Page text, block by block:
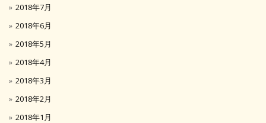
2018年7月
2018年6月
2018年5月
2018年4月
2018年3月
2018年2月
2018年1月